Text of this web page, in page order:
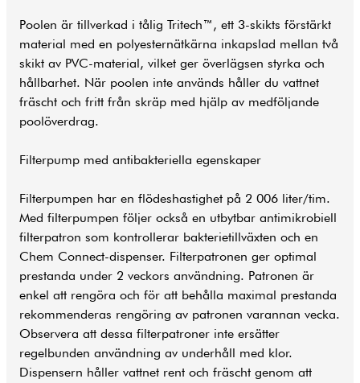
Poolen är tillverkad i tålig Tritech™, ett 3-skikts förstärkt
material med en polyesternätkärna inkapslad mellan två
skikt av PVC-material, vilket ger överlägsen styrka och
hållbarhet. När poolen inte används håller du vattnet
fräscht och fritt från skräp med hjälp av medföljande
poolöverdrag.
Filterpump med antibakteriella egenskaper
Filterpumpen har en flödeshastighet på 2 006 liter/tim.
Med filterpumpen följer också en utbytbar antimikrobiell
filterpatron som kontrollerar bakterietillväxten och en
Chem Connect-dispenser. Filterpatronen ger optimal
prestanda under 2 veckors användning. Patronen är
enkel att rengöra och för att behålla maximal prestanda
rekommenderas rengöring av patronen varannan vecka.
Observera att dessa filterpatroner inte ersätter
regelbunden användning av underhåll med klor.
Dispensern håller vattnet rent och fräscht genom att